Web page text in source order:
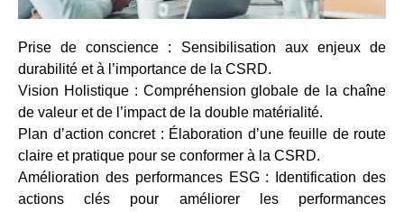
Prise de conscience : Sensibilisation aux enjeux de
durabilité et à l’importance de la CSRD.
Vision Holistique : Compréhension globale de la chaîne
de valeur et de l’impact de la double matérialité.
Plan d’action concret : Élaboration d’une feuille de route
claire et pratique pour se conformer à la CSRD.
Amélioration des performances ESG : Identification des
actions clés pour améliorer les performances